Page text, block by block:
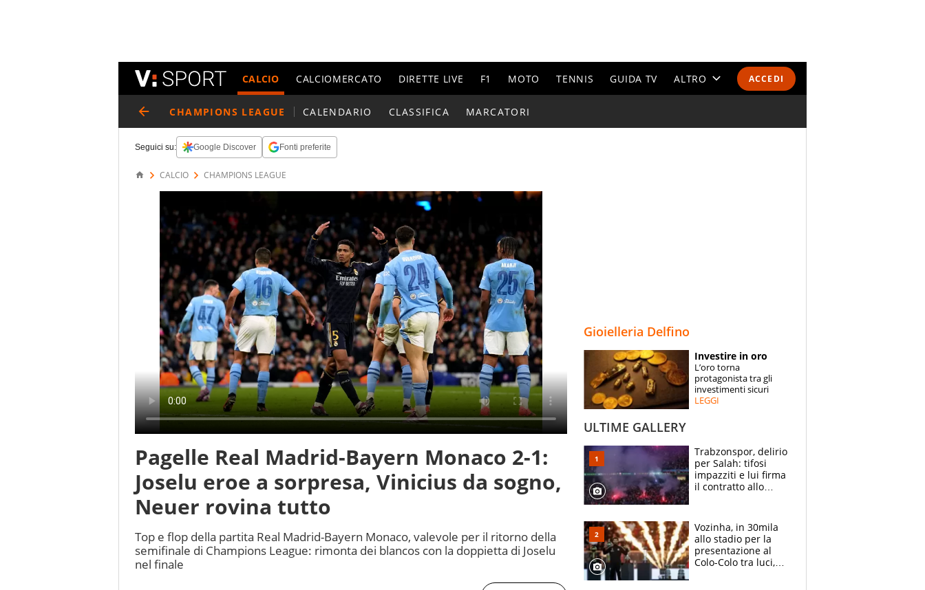
ACCEDI
CALCIO CALCIOMERCATO DIRETTE LIVE F1 MOTO TENNIS GUIDA TV ALTRO
ESPERTI
CONTATTI
CHAMPIONS LEAGUE CALENDARIO CLASSIFICA MARCATORI
Seguici su: Google Discover Fonti preferite
CALCIO CHAMPIONS LEAGUE
Pagelle Real Madrid-Bayern Monaco 2-1:
Joselu eroe a sorpresa, Vinicius da sogno,
Neuer rovina tutto
Top e flop della partita Real Madrid-Bayern Monaco, valevole per il ritorno della
semifinale di Champions League: rimonta dei blancos con la doppietta di Joselu
nel finale
Gioielleria Delfino
Investire in oro
L’oro torna
protagonista tra gli
investimenti sicuri
LEGGI
ULTIME GALLERY
Trabzonspor, delirio
per Salah: tifosi
impazziti e lui firma
il contratto allo
Vozinha, in 30mila
allo stadio per la
presentazione al
Colo-Colo tra luci,